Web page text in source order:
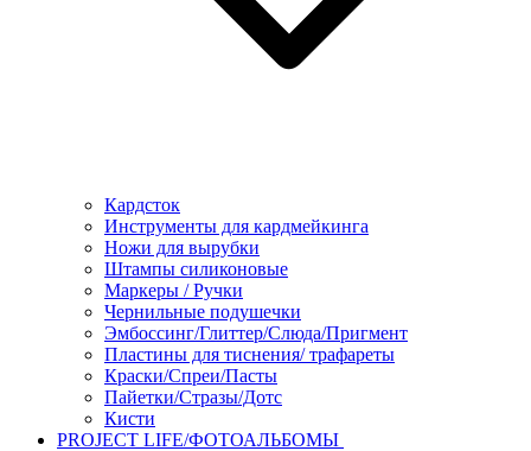
Кардсток
Инструменты для кардмейкинга
Ножи для вырубки
Штампы силиконовые
Маркеры / Ручки
Чернильные подушечки
Эмбоссинг/Глиттер/Слюда/Пригмент
Пластины для тиснения/ трафареты
Краски/Спреи/Пасты
Пайетки/Стразы/Дотс
Кисти
PROJECT LIFE/ФОТОАЛЬБОМЫ